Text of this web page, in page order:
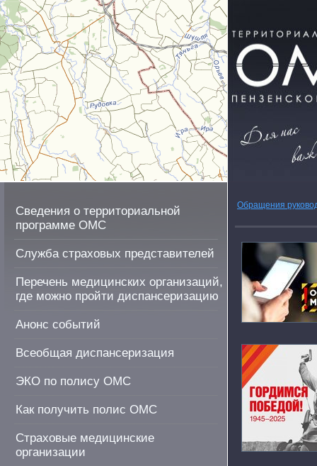
Сведения о территориальной
программе ОМС
Служба страховых представителей
Перечень медицинских организаций,
где можно пройти диспансеризацию
Анонс событий
Всеобщая диспансеризация
ЭКО по полису ОМС
Как получить полис ОМС
Страховые медицинские
организации
Обращения